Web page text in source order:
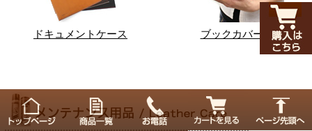
ドキュメントケース ブックカバー